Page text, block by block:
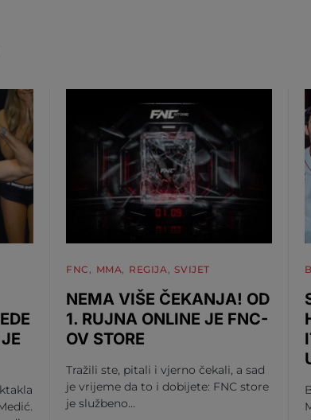
FNC MMA REGIJA SVIJET
NEMA VIŠE ČEKANJA! OD
1. RUJNA ONLINE JE FNC-
OV STORE
Tražili ste, pitali i vjerno čekali, a sad
je vrijeme da to i dobijete: FNC store
je službeno…